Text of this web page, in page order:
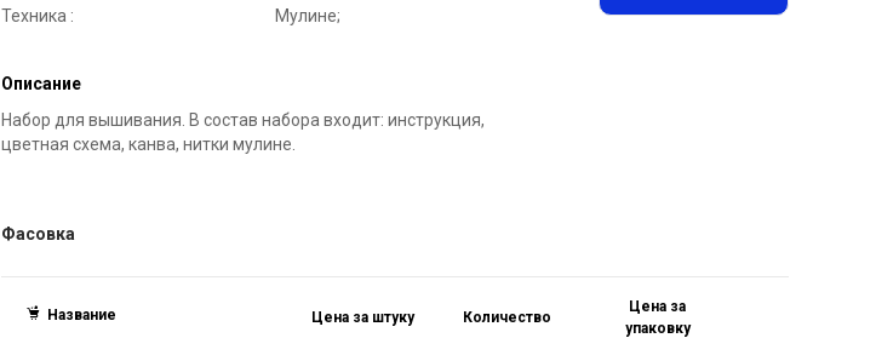
Техника :
Мулине;
Описание
Набор для вышивания. В состав набора входит: инструкция,
цветная схема, канва, нитки мулине.
Фасовка
Название Цена за штуку Количество
Цена за
упаковку